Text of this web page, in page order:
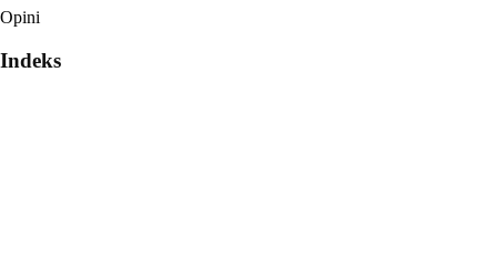
Opini
Indeks